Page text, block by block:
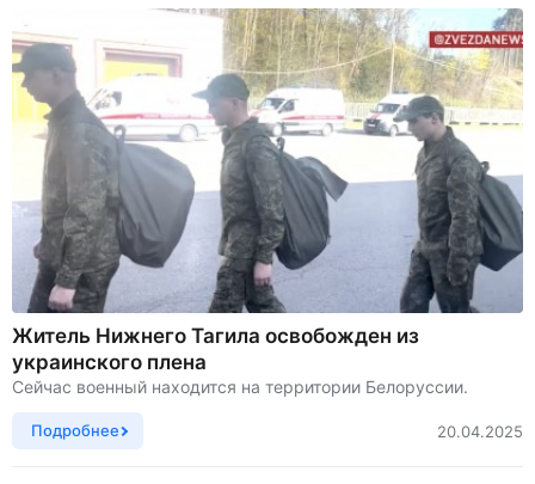
Житель Нижнего Тагила освобожден из
украинского плена
Сейчас военный находится на территории Белоруссии.
Подробнее 20.04.2025